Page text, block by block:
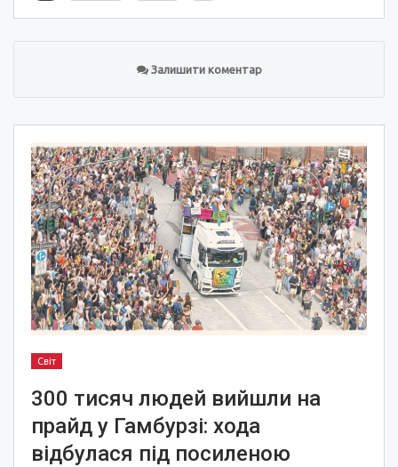
Залишити коментар
Світ
300 тисяч людей вийшли на
прайд у Гамбурзі: хода
відбулася під посиленою